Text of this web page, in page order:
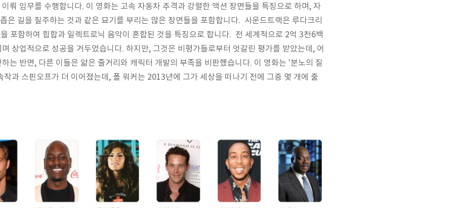
뤄 임무를 수행합니다. 이 영화는 고속 자동차 추격과 강렬한 액션 장면들을 특징으로 하며, 자
은 길을 질주하는 것과 같은 묘기를 부리는 많은 장면들을 포함합니다. 사운드트랙은 루다크리
포함하여 힙합과 일렉트로닉 음악이 혼합된 것을 특징으로 합니다. 전 세계적으로 2억 3천6백
상업적으로 성공을 거두었습니다. 하지만, 그것은 비평가들로부터 엇갈린 평가를 받았는데, 어
는 반면, 다른 이들은 얇은 줄거리와 캐릭터 개발의 부족을 비판했습니다. 이 영화는 '분노의 질
작과 스핀오프가 더 이어졌는데, 폴 워커는 2013년에 그가 세상을 떠나기 전에 그중 몇 개에 출